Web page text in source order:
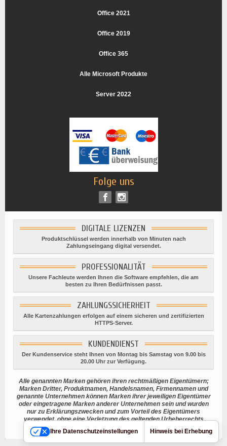
Office 2021
Office 2019
Office 365
Alle Microsoft Produkte
Server 2022
Folge uns
DIGITALE LIZENZEN
Produktschlüssel werden innerhalb von Minuten nach
Zahlungseingang digital versendet.
PROFESSIONALITÄT
Unsere Fachleute werden Ihnen die Software empfehlen, die am
besten zu Ihren Bedürfnissen passt.
ZAHLUNGSSICHERHEIT
Alle Kartenzahlungen erfolgen auf einem sicheren und zertifizierten
HTTPS-Server.
KUNDENDIENST
Der Kundenservice steht Ihnen von Montag bis Samstag von 9.00 bis
20.00 Uhr zur Verfügung.
Alle genannten Marken gehören ihren rechtmäßigen Eigentümern;
Marken Dritter, Produktnamen, Handelsnamen, Firmennamen und
genannte Unternehmen können Marken ihrer jeweiligen Eigentümer
oder eingetragene Marken anderer Unternehmen sein und wurden
nur zu Erklärungszwecken und zum Vorteil des Eigentümers
verwendet, ohne eine Verletzung des geltenden Urheberrechts
Ihre Datenschutzeinstellungen Hinweis bei Erhebung